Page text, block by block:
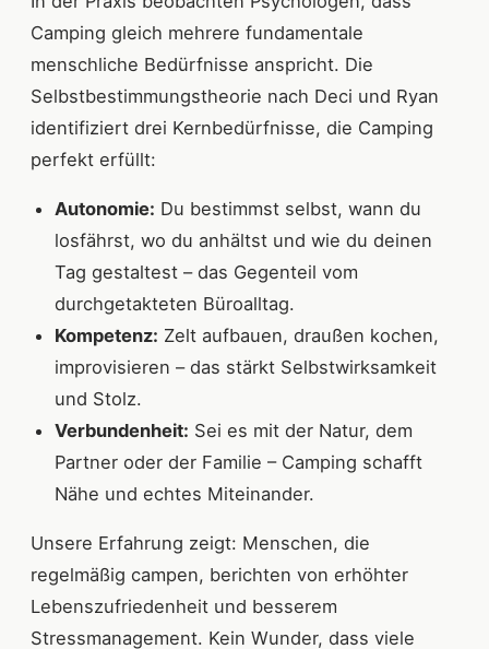
Camping gleich mehrere fundamentale
menschliche Bedürfnisse anspricht. Die
Selbstbestimmungstheorie nach Deci und Ryan
identifiziert drei Kernbedürfnisse, die Camping
perfekt erfüllt:
Autonomie: Du bestimmst selbst, wann du
losfährst, wo du anhältst und wie du deinen
Tag gestaltest – das Gegenteil vom
durchgetakteten Büroalltag.
Kompetenz: Zelt aufbauen, draußen kochen,
improvisieren – das stärkt Selbstwirksamkeit
und Stolz.
Verbundenheit: Sei es mit der Natur, dem
Partner oder der Familie – Camping schafft
Nähe und echtes Miteinander.
Unsere Erfahrung zeigt: Menschen, die
regelmäßig campen, berichten von erhöhter
Lebenszufriedenheit und besserem
Stressmanagement. Kein Wunder, dass viele